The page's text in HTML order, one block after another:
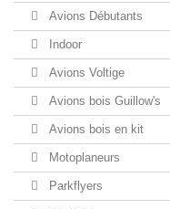
Avions Débutants
Indoor
Avions Voltige
Avions bois Guillow's
Avions bois en kit
Motoplaneurs
Parkflyers